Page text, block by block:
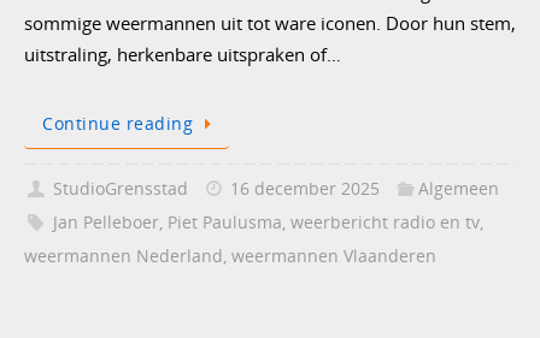
sommige weermannen uit tot ware iconen. Door hun stem,
uitstraling, herkenbare uitspraken of…
Continue reading
StudioGrensstad 16 december 2025
Algemeen
Jan Pelleboer, Piet Paulusma, weerbericht radio en tv,
weermannen Nederland, weermannen Vlaanderen